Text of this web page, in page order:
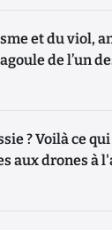
et du viol,
de l’un
? Voilà ce
aux drones à